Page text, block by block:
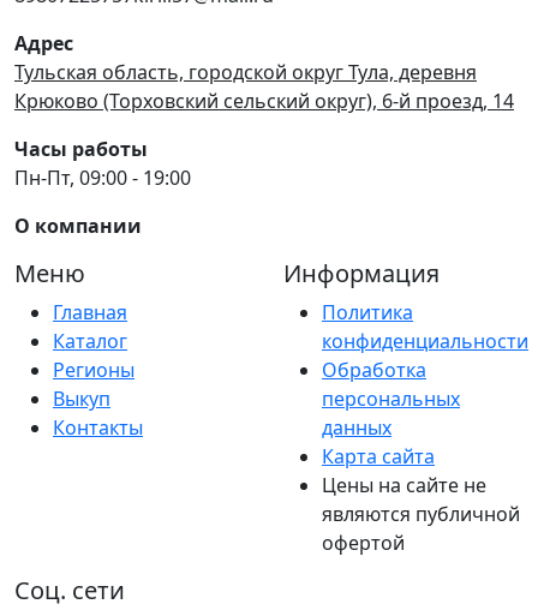
Адрес
Тульская область, городской округ Тула, деревня
Крюково (Торховский сельский округ), 6-й проезд, 14
Часы работы
Пн-Пт, 09:00 - 19:00
О компании
Меню
Главная
Каталог
Регионы
Выкуп
Контакты
Информация
Политика
конфиденциальности
Обработка
персональных
данных
Карта сайта
Цены на сайте не
являются публичной
офертой
Соц. сети